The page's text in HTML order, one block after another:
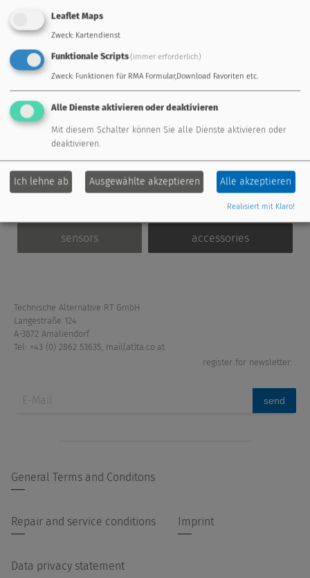
Visualisierung (3 Tage)
in 3872 Amaliendorf
standard controller freely programmable
energy management remote maintenance
fresh water system
sensors accessories
Technische Alternative RT GmbH
Langestraße 124
A-3872 Amaliendorf
Tel: +43 (0) 2862 53635, mail(at)ta.co.at
register for newsletter:
send
General Terms and Conditons
Repair and service conditions Imprint
Data privacy statement
Leaflet Maps
Zweck: Kartendienst
Funktionale Scripts(immer erforderlich)
Zweck: Funktionen für RMA Formular,Download Favoriten etc.
Alle Dienste aktivieren oder deaktivieren
Mit diesem Schalter können Sie alle Dienste aktivieren oder
deaktivieren.
Ich lehne ab Ausgewählte akzeptieren Alle akzeptieren
Realisiert mit Klaro!